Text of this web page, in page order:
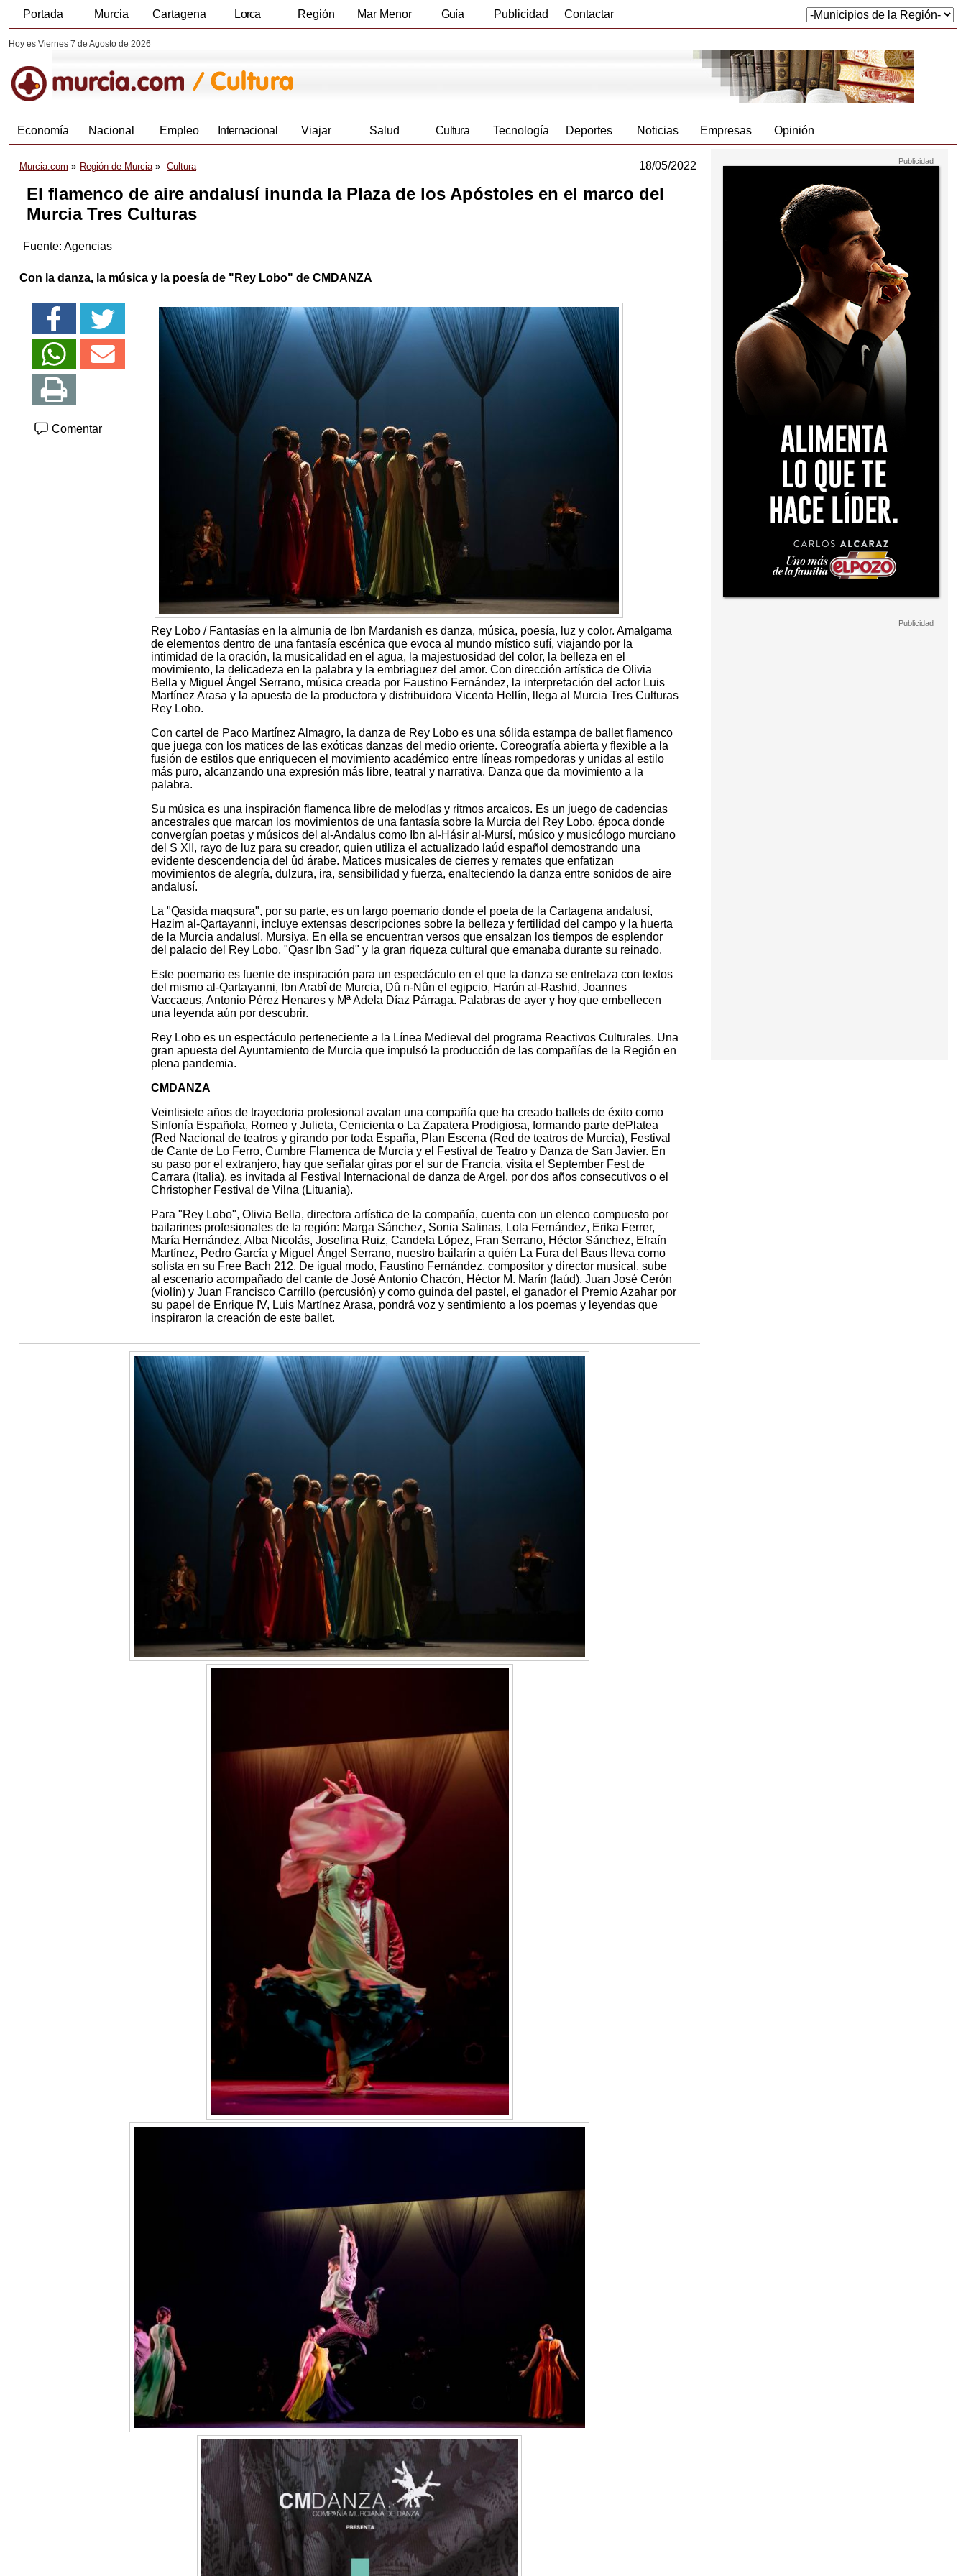
Portada Murcia Cartagena Lorca Región Mar Menor Guía Publicidad Contactar
Hoy es Viernes 7 de Agosto de 2026
Economía Nacional Empleo Internacional Viajar Salud Cultura Tecnología Deportes Noticias Empresas Opinión
Murcia.com Región de Murcia Cultura 18/05/2022
El flamenco de aire andalusí inunda la Plaza de los Apóstoles en el marco del
Murcia Tres Culturas
Fuente: Agencias
Con la danza, la música y la poesía de "Rey Lobo" de CMDANZA
Comentar
Rey Lobo / Fantasías en la almunia de Ibn Mardanish es danza, música, poesía, luz y color. Amalgama
de elementos dentro de una fantasía escénica que evoca al mundo místico sufí, viajando por la
intimidad de la oración, la musicalidad en el agua, la majestuosidad del color, la belleza en el
movimiento, la delicadeza en la palabra y la embriaguez del amor. Con dirección artística de Olivia
Bella y Miguel Ángel Serrano, música creada por Faustino Fernández, la interpretación del actor Luis
Martínez Arasa y la apuesta de la productora y distribuidora Vicenta Hellín, llega al Murcia Tres Culturas
Rey Lobo.
Con cartel de Paco Martínez Almagro, la danza de Rey Lobo es una sólida estampa de ballet flamenco
que juega con los matices de las exóticas danzas del medio oriente. Coreografía abierta y flexible a la
fusión de estilos que enriquecen el movimiento académico entre líneas rompedoras y unidas al estilo
más puro, alcanzando una expresión más libre, teatral y narrativa. Danza que da movimiento a la
palabra.
Su música es una inspiración flamenca libre de melodías y ritmos arcaicos. Es un juego de cadencias
ancestrales que marcan los movimientos de una fantasía sobre la Murcia del Rey Lobo, época donde
convergían poetas y músicos del al-Andalus como Ibn al-Hásir al-Mursí, músico y musicólogo murciano
del S XII, rayo de luz para su creador, quien utiliza el actualizado laúd español demostrando una
evidente descendencia del ûd árabe. Matices musicales de cierres y remates que enfatizan
movimientos de alegría, dulzura, ira, sensibilidad y fuerza, enalteciendo la danza entre sonidos de aire
andalusí.
La "Qasida maqsura", por su parte, es un largo poemario donde el poeta de la Cartagena andalusí,
Hazim al-Qartayanni, incluye extensas descripciones sobre la belleza y fertilidad del campo y la huerta
de la Murcia andalusí, Mursiya. En ella se encuentran versos que ensalzan los tiempos de esplendor
del palacio del Rey Lobo, "Qasr Ibn Sad" y la gran riqueza cultural que emanaba durante su reinado.
Este poemario es fuente de inspiración para un espectáculo en el que la danza se entrelaza con textos
del mismo al-Qartayanni, Ibn Arabî de Murcia, Dû n-Nûn el egipcio, Harún al-Rashid, Joannes
Vaccaeus, Antonio Pérez Henares y Mª Adela Díaz Párraga. Palabras de ayer y hoy que embellecen
una leyenda aún por descubrir.
Rey Lobo es un espectáculo perteneciente a la Línea Medieval del programa Reactivos Culturales. Una
gran apuesta del Ayuntamiento de Murcia que impulsó la producción de las compañías de la Región en
plena pandemia.
CMDANZA
Veintisiete años de trayectoria profesional avalan una compañía que ha creado ballets de éxito como
Sinfonía Española, Romeo y Julieta, Cenicienta o La Zapatera Prodigiosa, formando parte dePlatea
(Red Nacional de teatros y girando por toda España, Plan Escena (Red de teatros de Murcia), Festival
de Cante de Lo Ferro, Cumbre Flamenca de Murcia y el Festival de Teatro y Danza de San Javier. En
su paso por el extranjero, hay que señalar giras por el sur de Francia, visita el September Fest de
Carrara (Italia), es invitada al Festival Internacional de danza de Argel, por dos años consecutivos o el
Christopher Festival de Vilna (Lituania).
Para "Rey Lobo", Olivia Bella, directora artística de la compañía, cuenta con un elenco compuesto por
bailarines profesionales de la región: Marga Sánchez, Sonia Salinas, Lola Fernández, Erika Ferrer,
María Hernández, Alba Nicolás, Josefina Ruiz, Candela López, Fran Serrano, Héctor Sánchez, Efraín
Martínez, Pedro García y Miguel Ángel Serrano, nuestro bailarín a quién La Fura del Baus lleva como
solista en su Free Bach 212. De igual modo, Faustino Fernández, compositor y director musical, sube
al escenario acompañado del cante de José Antonio Chacón, Héctor M. Marín (laúd), Juan José Cerón
(violín) y Juan Francisco Carrillo (percusión) y como guinda del pastel, el ganador el Premio Azahar por
su papel de Enrique IV, Luis Martínez Arasa, pondrá voz y sentimiento a los poemas y leyendas que
inspiraron la creación de este ballet.